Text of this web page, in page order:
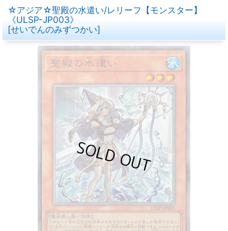
☆アジア☆聖殿の水遣い/レリーフ【モンスター】
《ULSP-JP003》
[せいでんのみずつかい]